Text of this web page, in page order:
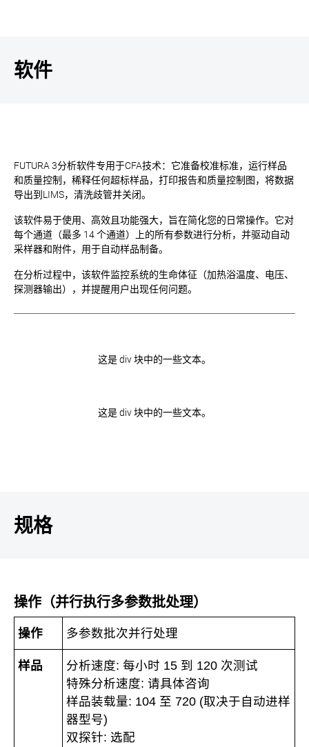
软件
FUTURA 3分析软件专用于CFA技术：它准备校准标准，运行样品
和质量控制，稀释任何超标样品，打印报告和质量控制图，将数据
导出到LIMS，清洗歧管并关闭。
该软件易于使用、高效且功能强大，旨在简化您的日常操作。它对
每个通道（最多 14 个通道）上的所有参数进行分析，并驱动自动
采样器和附件，用于自动样品制备。
在分析过程中，该软件监控系统的生命体征（加热浴温度、电压、
探测器输出），并提醒用户出现任何问题。
这是 div 块中的一些文本。
这是 div 块中的一些文本。
规格
操作（并行执行多参数批处理）
操作 多参数批次并行处理
样品
分析速度: 每小时 15 到 120 次测试
特殊分析速度: 请具体咨询
样品装载量: 104 至 720 (取决于自动进样
器型号)
双探针: 选配